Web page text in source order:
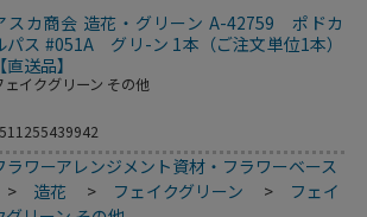
スカ商会 造花・グリーン A-42759 ポドカ
パス #051A グリ-ン 1本（ご注文単位1本）
【直送品】
ェイクグリーン その他
ラワーアレンジメント資材・フラワーベース
> 造花 > フェイクグリーン > フェイ